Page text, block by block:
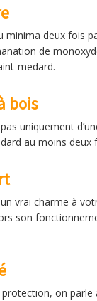
deux fois
de
medard.
bois
uniquement
au moins deux
vrai charme à
son
on